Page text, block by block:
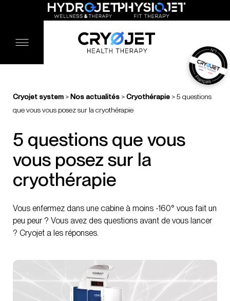
Cryojet system >Nos actualités >Cryothérapie >5 questions
que vous vous posez sur la cryothérapie
5 questions que vous
vous posez sur la
cryothérapie
Vous enfermez dans une cabine à moins -160° vous fait un
peu peur ? Vous avez des questions avant de vous lancer
? Cryojet a les réponses.